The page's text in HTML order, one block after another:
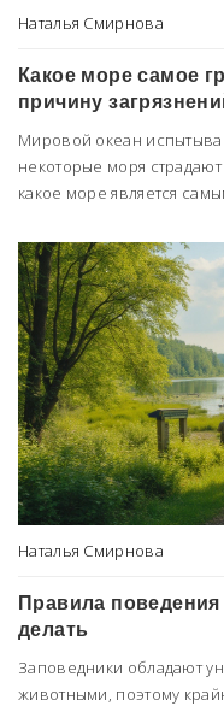
Наталья Смирнова
Какое море самое
причину
Мировой океан
некоторые моря
какое море является
Наталья Смирнова
Правила
делать
Заповедники обладают
животными, поэтому